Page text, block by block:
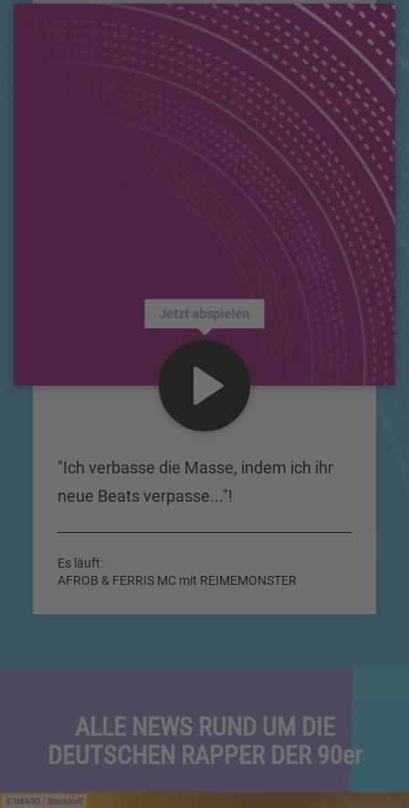
Jetzt abspielen
"Ich verbasse die Masse, indem ich ihr
neue Beats verpasse..."!
Es läuft:
AFROB & FERRIS MC mit REIMEMONSTER
ALLE NEWS RUND UM DIE
DEUTSCHEN RAPPER DER 90er
IMAGO / Stockhoff